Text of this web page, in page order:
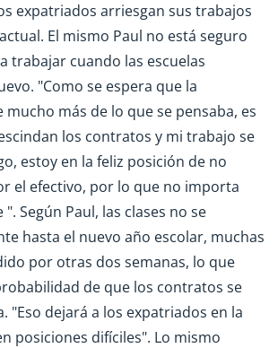
expatriados arriesgan sus trabajos
El mismo Paul no está seguro
trabajar cuando las escuelas
"Como se espera que la
más de lo que se pensaba, es
los contratos y mi trabajo se
estoy en la feliz posición de no
el efectivo, por lo que no importa
Según Paul, las clases no se
hasta el nuevo año escolar, muchas
por otras dos semanas, lo que
de que los contratos se
"Eso dejará a los expatriados en la
posiciones difíciles". Lo mismo